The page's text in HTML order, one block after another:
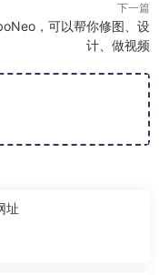
下一篇
，可以帮你修图、设
计、做视频
址